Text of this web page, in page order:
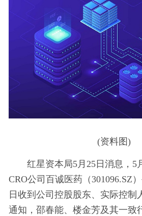
(资料图)
红星资本局5月25日消息，5
CRO公司百诚医药（301096.SZ
日收到公司控股股东、实际控制
通知，邵春能、楼金芳及其一致